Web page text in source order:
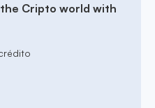
Cripto world with